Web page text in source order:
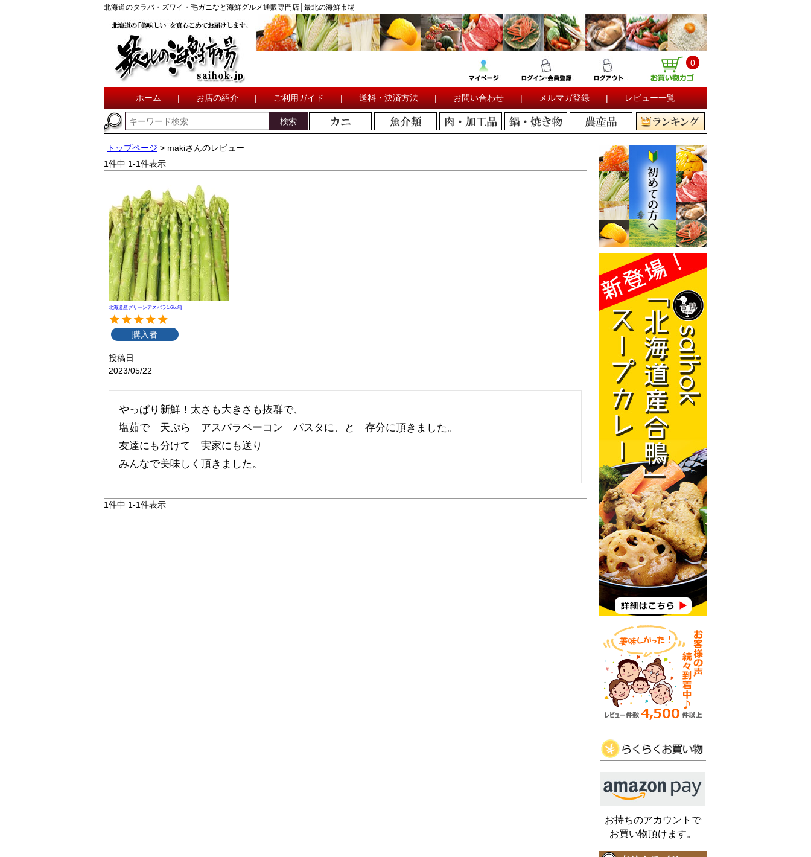
北海道のタラバ・ズワイ・毛ガニなど海鮮グルメ通販専門店│最北の海鮮市場
0
ホーム | お店の紹介 | ご利用ガイド | 送料・決済方法 | お問い合わせ | メルマガ登録 | レビュー一覧
検索
トップページ
makiさんのレビュー
1件中 1-1件表示
北海道産グリーンアスパラ1.6kg箱
購入者
投稿日
2023/05/22
やっぱり新鮮！太さも大きさも抜群で、
塩茹で　天ぷら　アスパラベーコン　パスタに、と　存分に頂きました。
友達にも分けて　実家にも送り
みんなで美味しく頂きました。
1件中 1-1件表示
お持ちのアカウントで
お買い物頂けます。